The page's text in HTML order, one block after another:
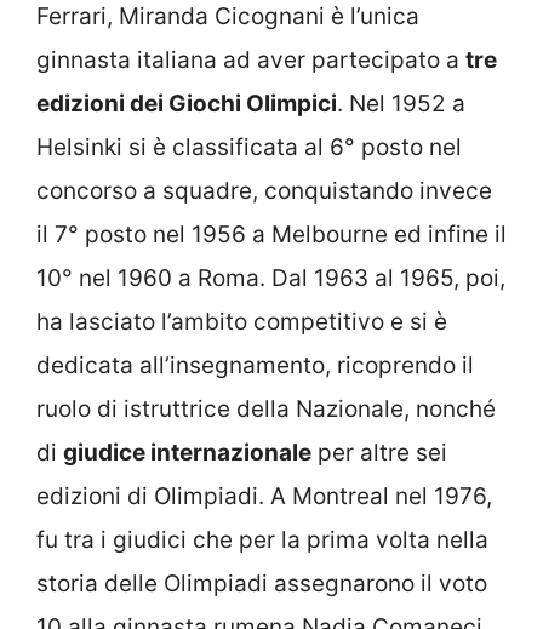
Ferrari, Miranda Cicognani è l’unica
ginnasta italiana ad aver partecipato a tre
edizioni dei Giochi Olimpici. Nel 1952 a
Helsinki si è classificata al 6° posto nel
concorso a squadre, conquistando invece
il 7° posto nel 1956 a Melbourne ed infine il
10° nel 1960 a Roma. Dal 1963 al 1965, poi,
ha lasciato l’ambito competitivo e si è
dedicata all’insegnamento, ricoprendo il
ruolo di istruttrice della Nazionale, nonché
di giudice internazionale per altre sei
edizioni di Olimpiadi. A Montreal nel 1976,
fu tra i giudici che per la prima volta nella
storia delle Olimpiadi assegnarono il voto